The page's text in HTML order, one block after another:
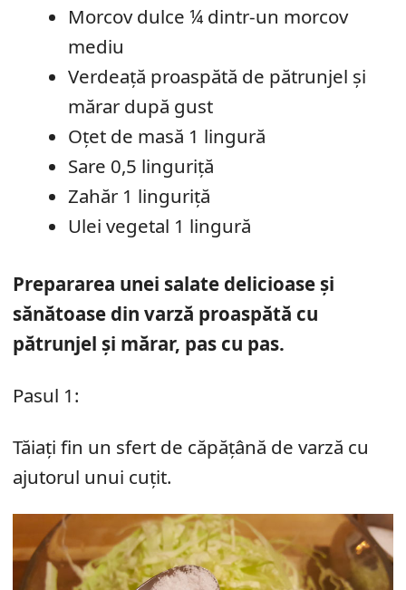
Morcov dulce ¼ dintr-un morcov
mediu
Verdeață proaspătă de pătrunjel și
mărar după gust
Oțet de masă 1 lingură
Sare 0,5 linguriță
Zahăr 1 linguriță
Ulei vegetal 1 lingură
Prepararea unei salate delicioase și
sănătoase din varză proaspătă cu
pătrunjel și mărar, pas cu pas.
Pasul 1:
Tăiați fin un sfert de căpățână de varză cu
ajutorul unui cuțit.